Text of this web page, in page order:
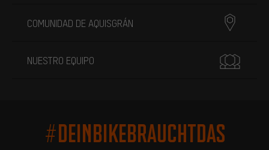
COMUNIDAD DE AQUISGRÁN
NUESTRO EQUIPO
#DEINBIKEBRAUCHTDAS